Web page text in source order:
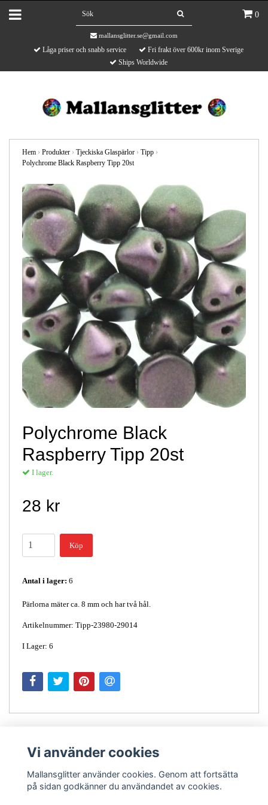
0
mallansglitter.se@gmail.com
Låga priser och snabb service
Fri frakt över 600kr inom Sverige
Ships Worldwide
Hem › Produkter › Tjeckiska Glaspärlor › Tipp ›
Polychrome Black Raspberry Tipp 20st
Polychrome Black
Raspberry Tipp 20st
I lager.
28 kr
Köp
Antal i lager: 6
Pärlorna mäter ca. 8 mm och har två hål.
Artikelnummer: Tipp-23980-29014
I Lager: 6
Vi använder cookies
Mallansglitter använder cookies. Genom att fortsätta
på sidan godkänner du användandet av cookies.